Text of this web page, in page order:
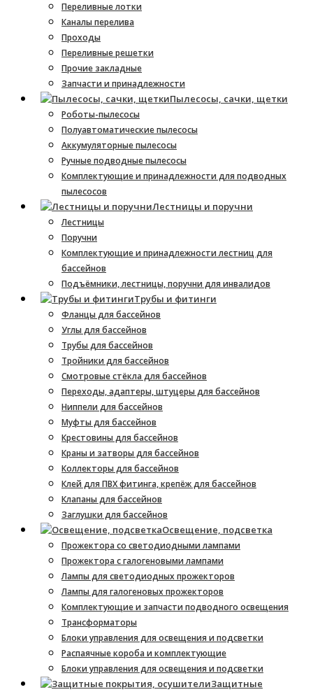
Переливные лотки
Каналы перелива
Проходы
Переливные решетки
Прочие закладные
Запчасти и принадлежности
Пылесосы, сачки, щетки
Роботы-пылесосы
Полуавтоматические пылесосы
Аккумуляторные пылесосы
Ручные подводные пылесосы
Комплектующие и принадлежности для подводных
пылесосов
Лестницы и поручни
Лестницы
Поручни
Комплектующие и принадлежности лестниц для
бассейнов
Подъёмники, лестницы, поручни для инвалидов
Трубы и фитинги
Фланцы для бассейнов
Углы для бассейнов
Трубы для бассейнов
Тройники для бассейнов
Смотровые стёкла для бассейнов
Переходы, адаптеры, штуцеры для бассейнов
Ниппели для бассейнов
Муфты для бассейнов
Крестовины для бассейнов
Краны и затворы для бассейнов
Коллекторы для бассейнов
Клей для ПВХ фитинга, крепёж для бассейнов
Клапаны для бассейнов
Заглушки для бассейнов
Освещение, подсветка
Прожектора со светодиодными лампами
Прожектора с галогеновыми лампами
Лампы для светодиодных прожекторов
Лампы для галогеновых прожекторов
Комплектующие и запчасти подводного освещения
Трансформаторы
Блоки управления для освещения и подсветки
Распаячные короба и комплектующие
Блоки управления для освещения и подсветки
Защитные